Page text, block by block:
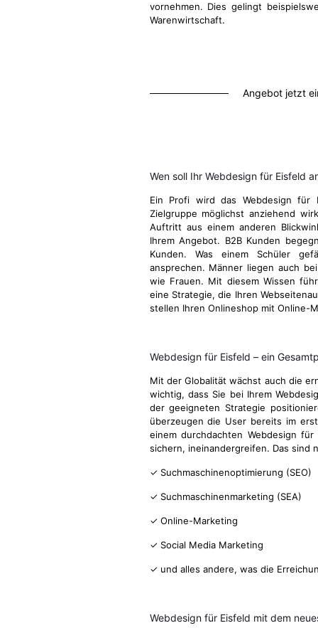
vornehmen. Dies gelingt
Warenwirtschaft.
Angebot jetzt
Wen soll Ihr Webdesign für Eisfeld
Ein Profi wird das Webdesign
Zielgruppe möglichst anziehend
Auftritt aus einem anderen
Ihrem Angebot. B2B Kunden
Kunden. Was einem Schüler
ansprechen. Männer liegen auch
wie Frauen. Mit diesem Wissen
eine Strategie, die Ihren
stellen Ihren Onlineshop mit Online-
Webdesign für Eisfeld – ein
Mit der Globalität wächst auch die
wichtig, dass Sie bei Ihrem
der geeigneten Strategie
überzeugen die User bereits im
einem durchdachten Webdesign
sichern, ineinandergreifen. Das sind
✓ Suchmaschinenoptimierung (SEO)
✓ Suchmaschinenmarketing (SEA)
✓ Online-Marketing
✓ Social Media Marketing
✓ und alles andere, was die
Webdesign für Eisfeld mit dem